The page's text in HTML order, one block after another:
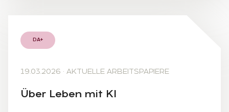
DA+
19.03.2026 · AKTUELLE ARBEITSPAPIERE
Über Le­ben mit KI